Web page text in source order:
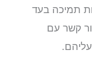
תמיכה בעד
קשר עם